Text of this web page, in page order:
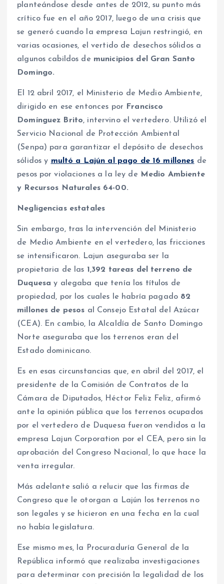
planteándose desde antes de 2012, su punto más
crítico fue en el año 2017, luego de una crisis que
se generó cuando la empresa Lajun restringió, en
varias ocasiones, el vertido de desechos sólidos a
algunos cabildos de municipios del Gran Santo
Domingo.
El 12 abril 2017, el Ministerio de Medio Ambiente,
dirigido en ese entonces por
Francisco
Domínguez Brito, intervino el vertedero. Utilizó el
Servicio Nacional de Protección Ambiental
(Senpa) para garantizar el depósito de desechos
sólidos y multó a Lajún al pago de 16 millones de
pesos por violaciones a la ley de Medio Ambiente
y Recursos Naturales 64-00.
Negligencias estatales
Sin embargo, tras la intervención del Ministerio
de Medio Ambiente en el vertedero, las fricciones
se intensificaron. Lajun aseguraba ser la
propietaria de las 1,392 tareas del terreno de
Duquesa y alegaba que tenía los títulos de
propiedad, por los cuales le habría pagado 82
millones de pesos al Consejo Estatal del Azúcar
(CEA). En cambio, la Alcaldía de Santo Domingo
Norte aseguraba que los terrenos eran del
Estado dominicano.
Es en esas circunstancias que, en abril del 2017, el
presidente de la Comisión de Contratos de la
Cámara de Diputados, Héctor Feliz Feliz, afirmó
ante la opinión pública que los terrenos ocupados
por el vertedero de Duquesa fueron vendidos a la
empresa Lajun Corporation por el CEA, pero sin la
aprobación del Congreso Nacional, lo que hace la
venta irregular.
Más adelante salió a relucir que las firmas de
Congreso que le otorgan a Lajún los terrenos no
son legales y se hicieron en una fecha en la cual
no había legislatura.
Ese mismo mes, la Procuraduría General de la
República informó que realizaba investigaciones
para determinar con precisión la legalidad de los